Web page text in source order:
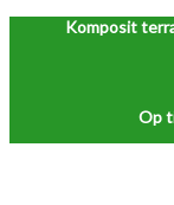
Komposit
Op